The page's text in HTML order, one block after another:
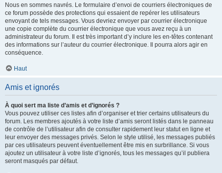
Nous en sommes navrés. Le formulaire d’envoi de courriers électroniques de
ce forum possède des protections qui essaient de repérer les utilisateurs
envoyant de tels messages. Vous devriez envoyer par courrier électronique
une copie complète du courrier électronique que vous avez reçu à un
administrateur du forum. Il est très important d’y inclure les en-têtes contenant
des informations sur l’auteur du courrier électronique. Il pourra alors agir en
conséquence.
Haut
Amis et ignorés
À quoi sert ma liste d’amis et d’ignorés ?
Vous pouvez utiliser ces listes afin d’organiser et trier certains utilisateurs du
forum. Les membres ajoutés à votre liste d’amis seront listés dans le panneau
de contrôle de l’utilisateur afin de consulter rapidement leur statut en ligne et
leur envoyer des messages privés. Selon le style utilisé, les messages publiés
par ces utilisateurs peuvent éventuellement être mis en surbrillance. Si vous
ajoutez un utilisateur à votre liste d’ignorés, tous les messages qu’il publiera
seront masqués par défaut.